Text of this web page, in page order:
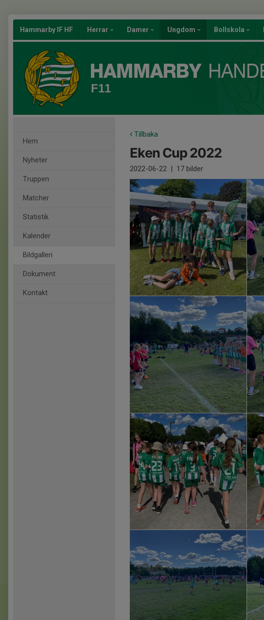
Hammarby IF HF Herrar Damer Ungdom Bollskola
F11
Hem
Nyheter
Truppen
Matcher
Statistik
Kalender
Bildgalleri
Dokument
Kontakt
Tillbaka
Eken Cup 2022
2022-06-22 | 17 bilder